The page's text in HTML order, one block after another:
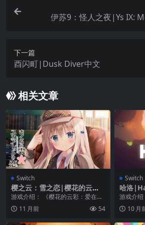
伊苏9：怪人之夜|Ys IX:
下一篇
酉闪町|Dusk Diver中文
相关文章
Switch
樱之云：雪之恋|樱花的云
彩：爱在斯卡雷托|Sakura n
游戏介绍： 《樱花的云彩：爱在斯
卡雷托》是一款有意思的恋爱冒险
游戏， “1920...
11 月前 54
Switch
哈洛
游戏介绍
游戏中
即将醒来
10 月